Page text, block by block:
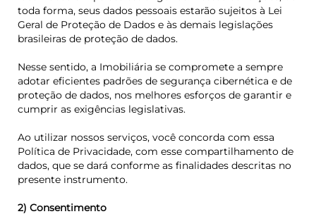
toda forma, seus dados pessoais estarão sujeitos à Lei
Geral de Proteção de Dados e às demais legislações
brasileiras de proteção de dados.
Nesse sentido, a Imobiliária se compromete a sempre
adotar eficientes padrões de segurança cibernética e de
proteção de dados, nos melhores esforços de garantir e
cumprir as exigências legislativas.
Ao utilizar nossos serviços, você concorda com essa
Política de Privacidade, com esse compartilhamento de
dados, que se dará conforme as finalidades descritas no
presente instrumento.
2) Consentimento